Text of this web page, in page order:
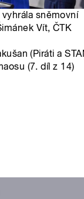
sněmovní
Vít, ČTK
(Piráti a
(7. díl z 14)